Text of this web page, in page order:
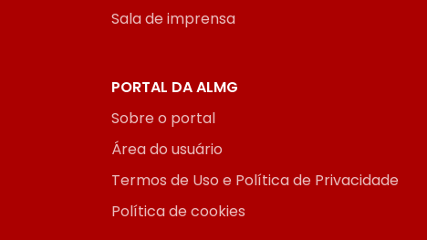
Sala de imprensa
PORTAL DA ALMG
Sobre o portal
Área do usuário
Termos de Uso e Política de Privacidade
Política de cookies